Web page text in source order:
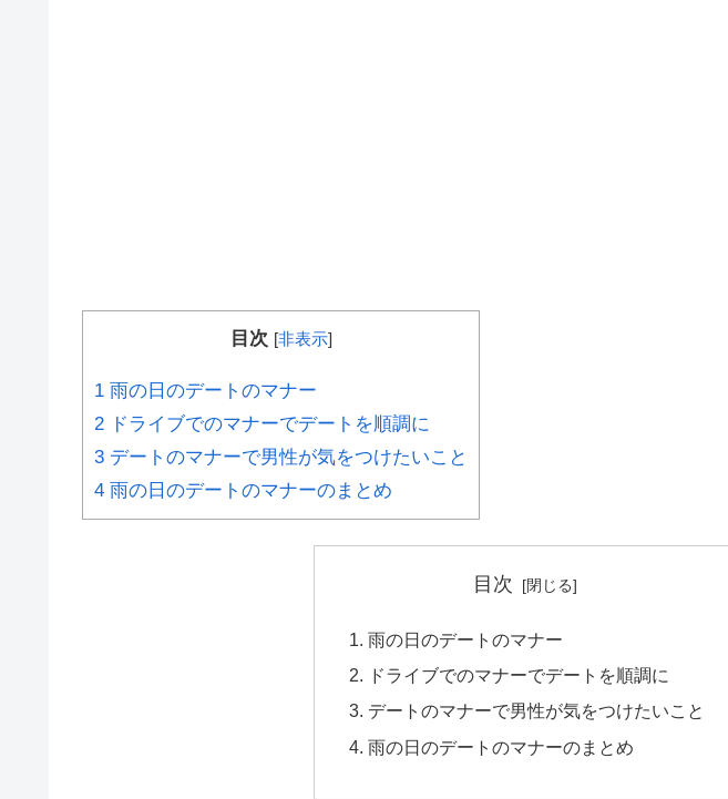
目次 [非表示]
1 雨の日のデートのマナー
2 ドライブでのマナーでデートを順調に
3 デートのマナーで男性が気をつけたいこと
4 雨の日のデートのマナーのまとめ
目次
雨の日のデートのマナー
ドライブでのマナーでデートを順調に
デートのマナーで男性が気をつけたいこと
雨の日のデートのマナーのまとめ